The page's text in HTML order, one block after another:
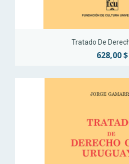
Tratado De
628,00 $